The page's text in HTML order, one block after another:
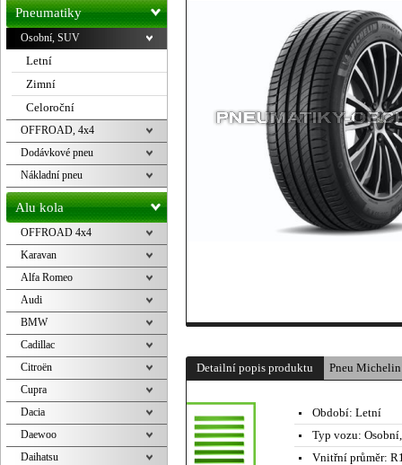
Detailní popis produktu Pneu
Období: Letní
Typ vozu:
Vnitřní průměr:
pneu
Pneumatiky
Osobní, SUV
Letní
Zimní
Celoroční
OFFROAD, 4x4
Dodávkové pneu
Nákladní pneu
Alu kola
OFFROAD 4x4
Karavan
Alfa Romeo
Audi
BMW
Cadillac
Citroën
Cupra
Dacia
Daewoo
Daihatsu